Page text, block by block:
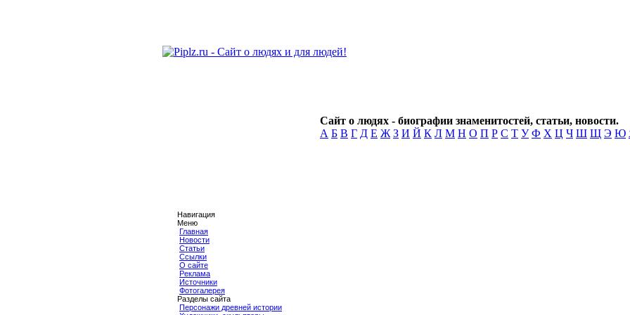
Сайт о людях - биографии знаменитостей, статьи, новости.
А Б В Г Д Е Ж З И Й К Л М Н О П Р С Т У Ф Х Ц Ч Ш Щ Э Ю
Навигация
Меню
Главная
Новости
Статьи
Ссылки
О сайте
Реклама
Источники
Фотогалерея
Разделы сайта
Персонажи древней истории